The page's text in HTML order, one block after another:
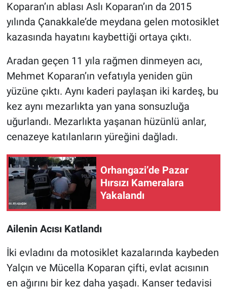
Koparan’ın ablası Aslı Koparan’ın da 2015
yılında Çanakkale’de meydana gelen motosiklet
kazasında hayatını kaybettiği ortaya çıktı.
Aradan geçen 11 yıla rağmen dinmeyen acı,
Mehmet Koparan’ın vefatıyla yeniden gün
yüzüne çıktı. Aynı kaderi paylaşan iki kardeş, bu
kez aynı mezarlıkta yan yana sonsuzluğa
uğurlandı. Mezarlıkta yaşanan hüzünlü anlar,
cenazeye katılanların yüreğini dağladı.
Orhangazi’de Pazar
Hırsızı Kameralara
Yakalandı
Ailenin Acısı Katlandı
İki evladını da motosiklet kazalarında kaybeden
Yalçın ve Mücella Koparan çifti, evlat acısının
en ağırını bir kez daha yaşadı. Kanser tedavisi